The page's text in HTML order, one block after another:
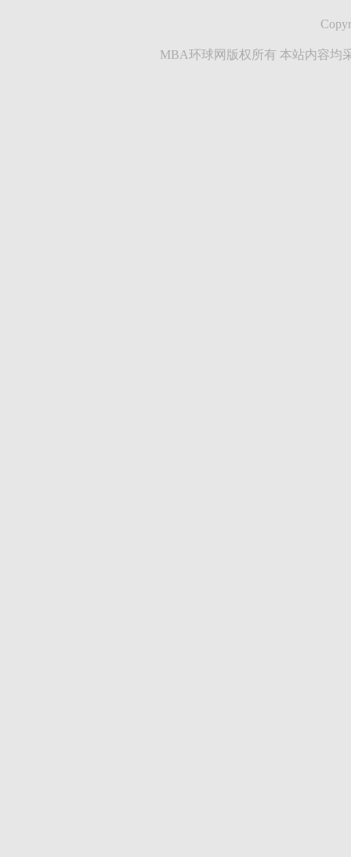
MBA环球网版权所有 本站内容均